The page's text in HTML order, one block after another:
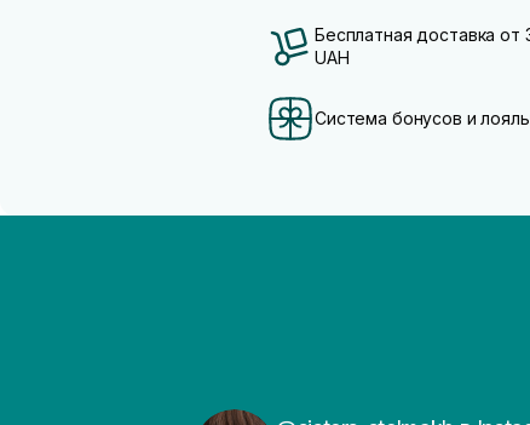
Бесплатная доставка от
UAH
Система бонусов и